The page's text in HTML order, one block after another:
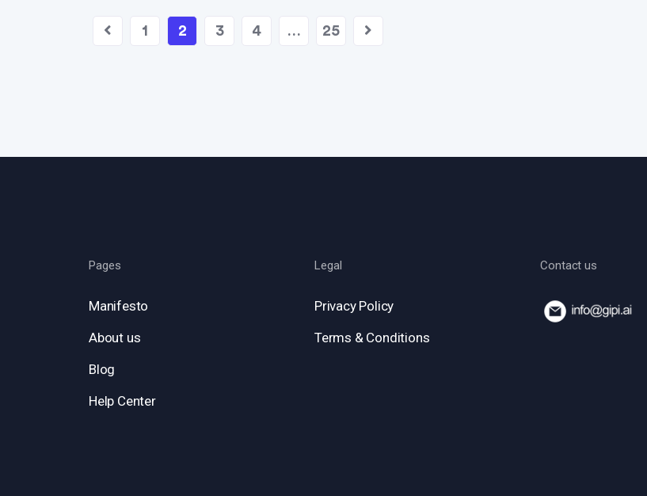
1 2 3 4 … 25
Pages
Manifesto
About us
Blog
Help Center
Legal
Privacy Policy
Terms & Conditions
Contact us